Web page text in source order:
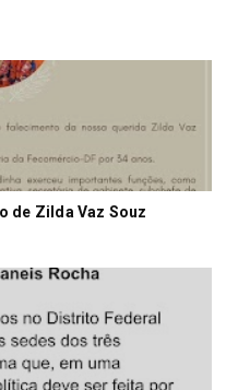
de Zilda Vaz Souz